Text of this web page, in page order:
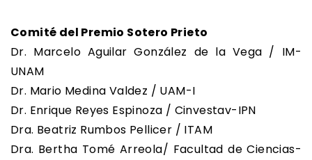
Comité del Premio Sotero Prieto
Dr. Marcelo Aguilar González de la Vega / IM-
UNAM
Dr. Mario Medina Valdez / UAM-I
Dr. Enrique Reyes Espinoza / Cinvestav-IPN
Dra. Beatriz Rumbos Pellicer / ITAM
Dra. Bertha Tomé Arreola/ Facultad de Ciencias-